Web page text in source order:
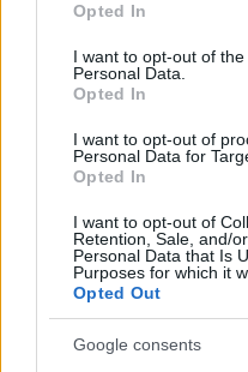
use your data for below
consent section.
Opted In
I want to opt-out of
Personal Data.
Opted In
I want to opt-out of
Personal Data for
Opted In
I want to opt-out of
Retention, Sale, and/
Personal Data that Is
Purposes for which it
Opted Out
Google consents
most valószínűleg újra
Horváth Zolival és
illetve utóbbi Románia
Moog,Haunebu
csinál valami
Szexepil:?
Legnagyobb
felvenni egy lemezt,
Manapság néha
akiket nem is